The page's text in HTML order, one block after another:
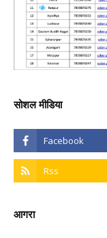
सोशल मीडिया
आगरा